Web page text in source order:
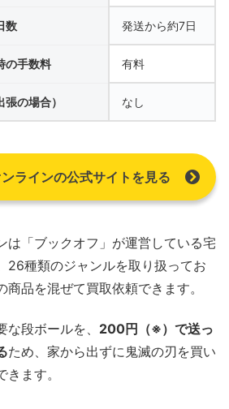
数 発送から約7日
の手数料 有料
の場合） なし
ラインの公式サイトを見る
は「ブックオフ」が運営している宅
26種類のジャンルを取り扱ってお
商品を混ぜて買取依頼できます。
段ボールを、 200円（※）で送っ
ため、家から出ずに鬼滅の刃を買い
ます。